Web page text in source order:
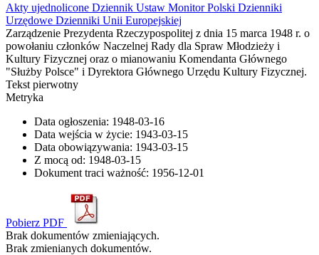
Akty ujednolicone Dziennik Ustaw Monitor Polski Dzienniki
Urzędowe Dzienniki Unii Europejskiej
Zarządzenie Prezydenta Rzeczypospolitej z dnia 15 marca 1948 r. o
powołaniu członków Naczelnej Rady dla Spraw Młodzieży i
Kultury Fizycznej oraz o mianowaniu Komendanta Głównego
"Służby Polsce" i Dyrektora Głównego Urzędu Kultury Fizycznej.
Tekst pierwotny
Metryka
Data ogłoszenia: 1948-03-16
Data wejścia w życie: 1943-03-15
Data obowiązywania: 1943-03-15
Z mocą od: 1948-03-15
Dokument traci ważność: 1956-12-01
Pobierz PDF
Brak dokumentów zmieniających.
Brak zmienianych dokumentów.